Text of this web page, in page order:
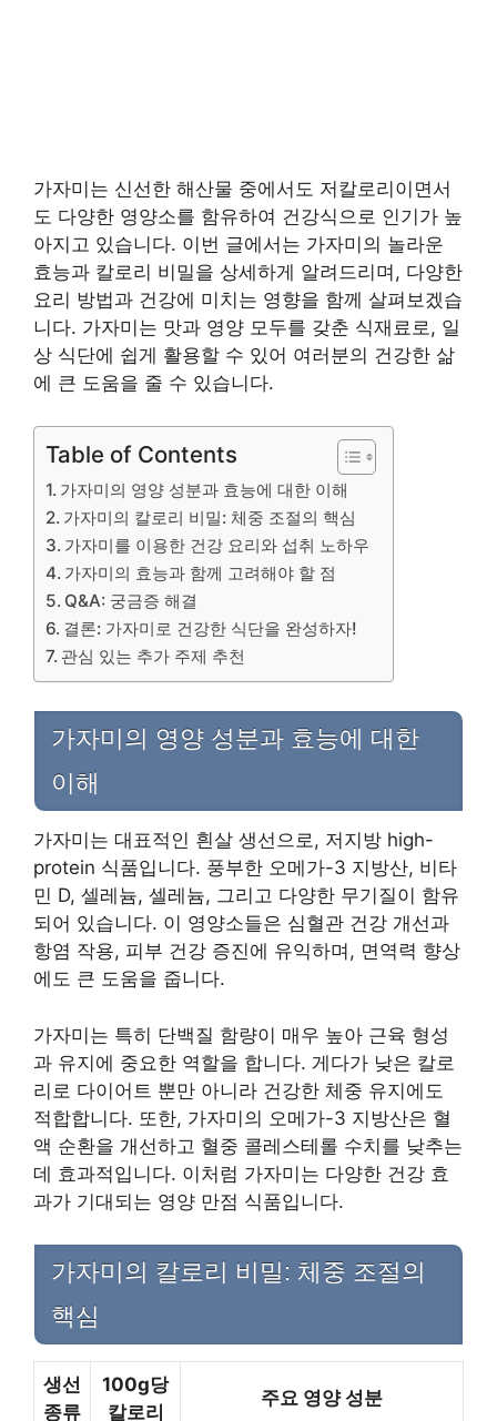
가자미는 신선한 해산물 중에서도 저칼로리이면서
도 다양한 영양소를 함유하여 건강식으로 인기가 높
아지고 있습니다. 이번 글에서는 가자미의 놀라운
효능과 칼로리 비밀을 상세하게 알려드리며, 다양한
요리 방법과 건강에 미치는 영향을 함께 살펴보겠습
니다. 가자미는 맛과 영양 모두를 갖춘 식재료로, 일
상 식단에 쉽게 활용할 수 있어 여러분의 건강한 삶
에 큰 도움을 줄 수 있습니다.
Table of Contents
가자미의 영양 성분과 효능에 대한 이해
가자미의 칼로리 비밀: 체중 조절의 핵심
가자미를 이용한 건강 요리와 섭취 노하우
가자미의 효능과 함께 고려해야 할 점
Q&A: 궁금증 해결
결론: 가자미로 건강한 식단을 완성하자!
관심 있는 추가 주제 추천
가자미의 영양 성분과 효능에 대한
이해
가자미는 대표적인 흰살 생선으로, 저지방 high-
protein 식품입니다. 풍부한 오메가-3 지방산, 비타
민 D, 셀레늄, 셀레늄, 그리고 다양한 무기질이 함유
되어 있습니다. 이 영양소들은 심혈관 건강 개선과
항염 작용, 피부 건강 증진에 유익하며, 면역력 향상
에도 큰 도움을 줍니다.
가자미는 특히 단백질 함량이 매우 높아 근육 형성
과 유지에 중요한 역할을 합니다. 게다가 낮은 칼로
리로 다이어트 뿐만 아니라 건강한 체중 유지에도
적합합니다. 또한, 가자미의 오메가-3 지방산은 혈
액 순환을 개선하고 혈중 콜레스테롤 수치를 낮추는
데 효과적입니다. 이처럼 가자미는 다양한 건강 효
과가 기대되는 영양 만점 식품입니다.
가자미의 칼로리 비밀: 체중 조절의
핵심
생선
종류
100g당
칼로리
주요 영양 성분